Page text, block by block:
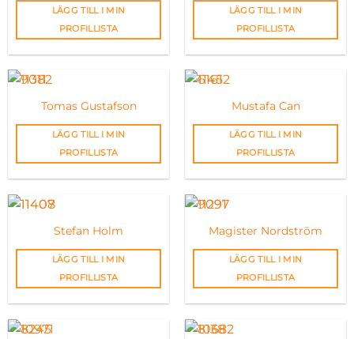
LÄGG TILL I MIN
PROFILLISTA
LÄGG TILL I MIN
PROFILLISTA
Tomas Gustafson
LÄGG TILL I MIN
PROFILLISTA
Mustafa Can
LÄGG TILL I MIN
PROFILLISTA
Stefan Holm
LÄGG TILL I MIN
PROFILLISTA
Magister Nordström
LÄGG TILL I MIN
PROFILLISTA